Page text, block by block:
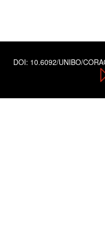
DOI: 10.6092/UNIBO/